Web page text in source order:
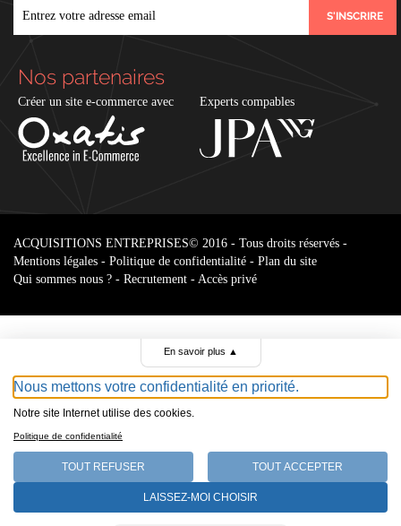
Nos partenaires
Créer un site e-commerce avec Experts compables
ACQUISITIONS ENTREPRISES© 2016 - Tous droits réservés -
Mentions légales - Politique de confidentialité - Plan du site
Qui sommes nous ? - Recrutement - Accès privé
annonces
En savoir plus ▲
Nous mettons votre confidentialité en priorité.
Notre site Internet utilise des cookies.
Politique de confidentialité
TOUT REFUSER TOUT ACCEPTER
LAISSEZ-MOI CHOISIR